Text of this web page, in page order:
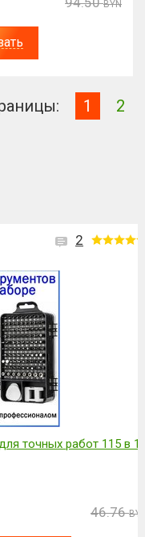
BYN
1 2
работ 115 в 1
BYN